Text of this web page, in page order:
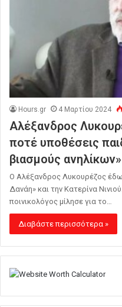
Hours.gr 4 Μαρτίου 2024
Αλέξανδρος
ποτέ υποθέσεις
βιασμούς ανηλίκων»
Ο Αλέξανδρος Λυκουρέζος
Δανάη» και την Κατερίνα
ποινικολόγος μίλησε για το…
Διαβάστε περισσότερα »